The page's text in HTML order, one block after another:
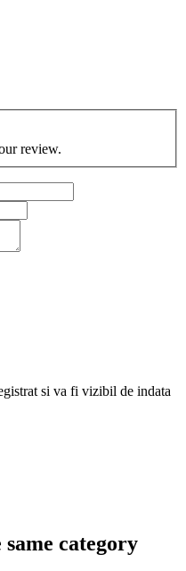
review.
si va fi vizibil de indata
category